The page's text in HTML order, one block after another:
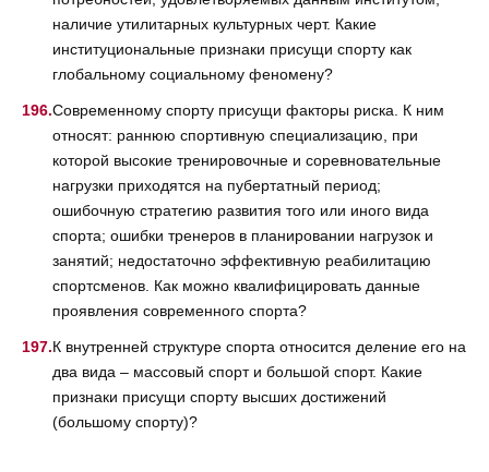
наличие утилитарных культурных черт. Какие
институциональные признаки присущи спорту как
глобальному социальному феномену?
Современному спорту присущи факторы риска. К ним
относят: раннюю спортивную специализацию, при
которой высокие тренировочные и соревновательные
нагрузки приходятся на пубертатный период;
ошибочную стратегию развития того или иного вида
спорта; ошибки тренеров в планировании нагрузок и
занятий; недостаточно эффективную реабилитацию
спортсменов. Как можно квалифицировать данные
проявления современного спорта?
К внутренней структуре спорта относится деление его на
два вида – массовый спорт и большой спорт. Какие
признаки присущи спорту высших достижений
(большому спорту)?